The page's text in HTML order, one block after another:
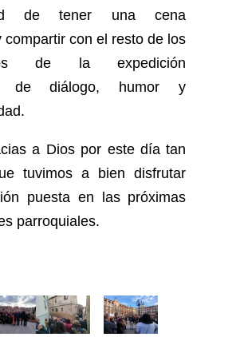
de tener una cena
compartir con el resto de los
de la expedición
de diálogo, humor y
a Dios por este día tan
tuvimos a bien disfrutar
puesta en las próximas
parroquiales.